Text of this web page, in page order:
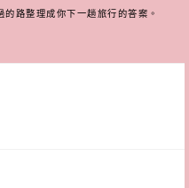
路整理成你下一趟旅行的答案。